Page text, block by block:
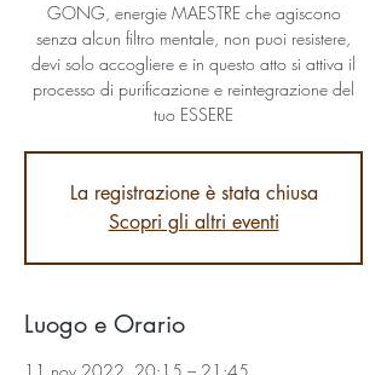
GONG, energie MAESTRE che agiscono
senza alcun filtro mentale, non puoi resistere,
devi solo accogliere e in questo atto si attiva il
processo di purificazione e reintegrazione del
tuo ESSERE
La registrazione è stata chiusa
Scopri gli altri eventi
Luogo e Orario